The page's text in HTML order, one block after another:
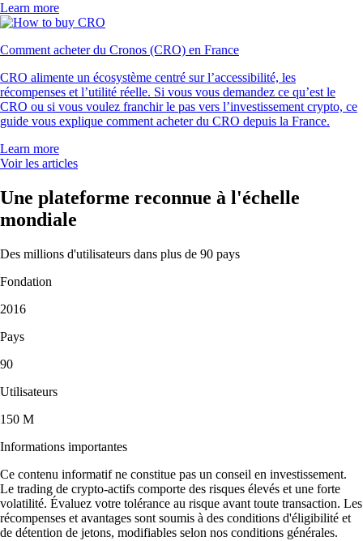
Learn more
Comment acheter du Cronos (CRO) en France
CRO alimente un écosystème centré sur l’accessibilité, les
récompenses et l’utilité réelle. Si vous vous demandez ce qu’est le
CRO ou si vous voulez franchir le pas vers l’investissement crypto, ce
guide vous explique comment acheter du CRO depuis la France.
Learn more
Voir les articles
Une plateforme reconnue à l'échelle
mondiale
Des millions d'utilisateurs dans plus de 90 pays
Fondation
2016
Pays
90
Utilisateurs
150 M
Informations importantes
Ce contenu informatif ne constitue pas un conseil en investissement.
Le trading de crypto-actifs comporte des risques élevés et une forte
volatilité. Évaluez votre tolérance au risque avant toute transaction. Les
récompenses et avantages sont soumis à des conditions d'éligibilité et
de détention de jetons, modifiables selon nos conditions générales.